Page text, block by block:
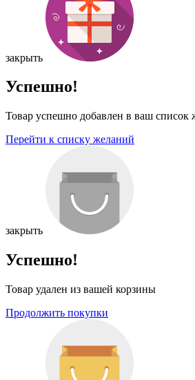
закрыть
Успешно!
Товар успешно добавлен в ваш список
Перейти к списку желаний
закрыть
Успешно!
Товар удален из вашей корзины
Продолжить покупки